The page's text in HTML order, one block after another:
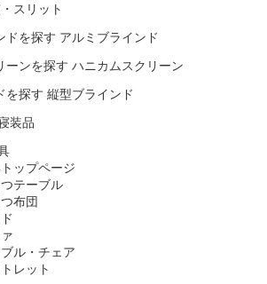
スリット
アルミブラインド
ハニカムスクリーン
縦型ブラインド
装品
ップページ
テーブル
布団
ル・チェア
レット